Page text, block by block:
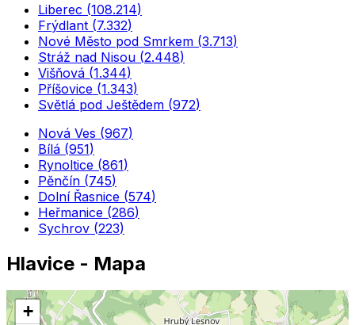
Liberec (108.214)
Frýdlant (7.332)
Nové Město pod Smrkem (3.713)
Stráž nad Nisou (2.448)
Višňová (1.344)
Příšovice (1.343)
Světlá pod Ještědem (972)
Nová Ves (967)
Bílá (951)
Rynoltice (861)
Pěnčín (745)
Dolní Řasnice (574)
Heřmanice (286)
Sychrov (223)
Hlavice - Mapa
+